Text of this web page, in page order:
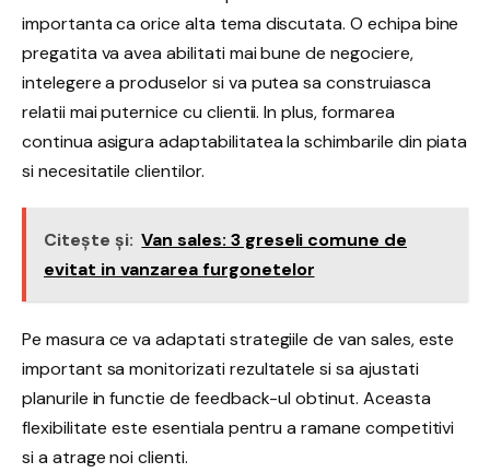
importanta ca orice alta tema discutata. O echipa bine
pregatita va avea abilitati mai bune de negociere,
intelegere a produselor si va putea sa construiasca
relatii mai puternice cu clientii. In plus, formarea
continua asigura adaptabilitatea la schimbarile din piata
si necesitatile clientilor.
Citește și: Van sales: 3 greseli comune de
evitat in vanzarea furgonetelor
Pe masura ce va adaptati strategiile de van sales, este
important sa monitorizati rezultatele si sa ajustati
planurile in functie de feedback-ul obtinut. Aceasta
flexibilitate este esentiala pentru a ramane competitivi
si a atrage noi clienti.